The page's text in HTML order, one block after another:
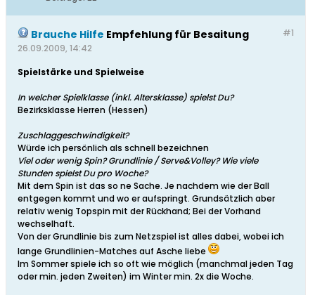
#1
Brauche Hilfe Empfehlung für Besaitung
26.09.2009, 14:42
Spielstärke und Spielweise
In welcher Spielklasse (inkl. Altersklasse) spielst Du?
Bezirksklasse Herren (Hessen)
Zuschlaggeschwindigkeit?
Würde ich persönlich als schnell bezeichnen
Viel oder wenig Spin? Grundlinie / Serve&Volley? Wie viele
Stunden spielst Du pro Woche?
Mit dem Spin ist das so ne Sache. Je nachdem wie der Ball
entgegen kommt und wo er aufspringt. Grundsätzlich aber
relativ wenig Topspin mit der Rückhand; Bei der Vorhand
wechselhaft.
Von der Grundlinie bis zum Netzspiel ist alles dabei, wobei ich
lange Grundlinien-Matches auf Asche liebe
Im Sommer spiele ich so oft wie möglich (manchmal jeden Tag
oder min. jeden Zweiten) im Winter min. 2x die Woche.